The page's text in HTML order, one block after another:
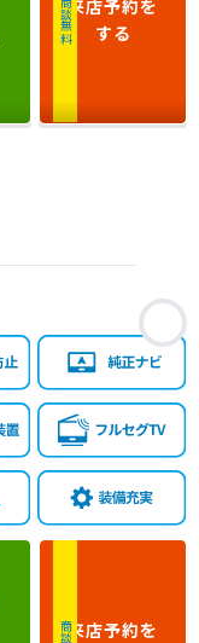
商談無料来店予約を
する
お
来店予約を